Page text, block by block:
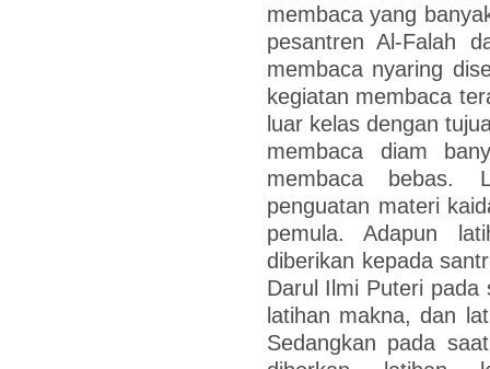
membaca yang
pesantren Al-Falah
membaca nyaring
kegiatan membaca
luar kelas dengan
membaca diam
membaca bebas.
penguatan materi
pemula. Adapun
diberikan kepada
Darul Ilmi Puteri pada
latihan makna, dan
Sedangkan pada